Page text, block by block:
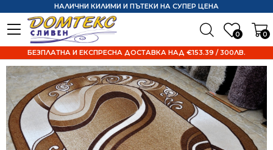
0 0
НАЛИЧНИ КИЛИМИ И ПЪТЕКИ НА СУПЕР ЦЕНА
БЕЗПЛАТНА И ЕКСПРЕСНА ДОСТАВКА НАД €153.39 / 300ЛВ.